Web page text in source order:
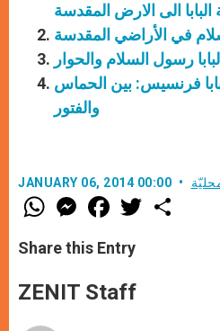
الى الارض المقدسة
في الأراضي المقدسة
رسول السلام والحوار
فرنسيس: بين الحماس
والفتور
JANUARY 06, 2014 00:00
W
h
t
s
p
p
M
e
s
e
g
e
F
a
e
b
o
k
w
Share this Entry
ZENIT Staff